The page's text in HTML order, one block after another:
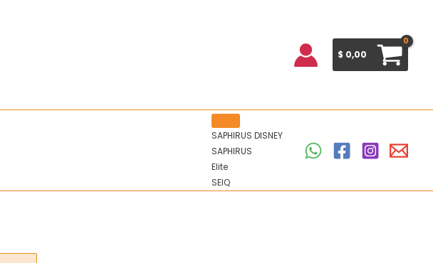
$ 0,00
SAPHIRUS DISNEY
SAPHIRUS
Elite
SEIQ